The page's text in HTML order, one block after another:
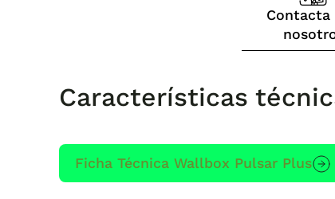
Contacta
Características
Ficha Técnica Wallbox Pulsar Plus